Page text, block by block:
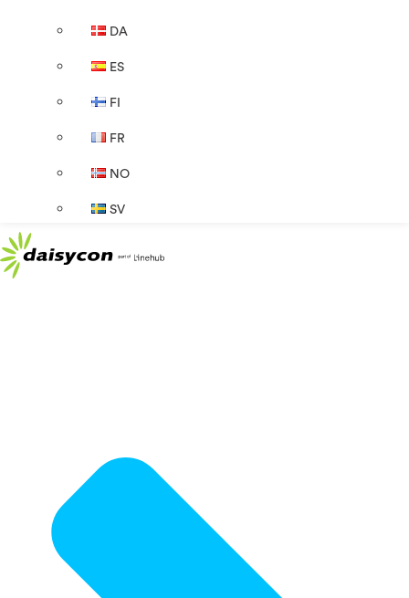
DA
ES
FI
FR
NO
SV